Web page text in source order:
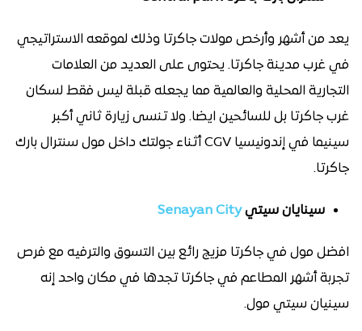
يعد من أشهر وأرخص مولات جاكرتا وذلك لموقعه الاستراتيجي
في غرب مدينة جاكرتا. يحتوى على العديد من العلامات
التجارية المحلية والعالمية مما يجعله قبلة ليس فقط لسكان
غرب جاكرتا بل للسائحين ايضا. ولا تنسى زيارة ثاني أكبر
سينيما في إندونيسيا CGV أثناء جولتك داخل مول سنترال بارك
جاكرتا.
سينايان سيتيSenayan City
افضل مول في جاكرتا مزيج رائع بين التسوق والترفيه مع فرص
تجربة أشهر المطاعم في جاكرتا تجدها في مكان واحد إنه
سينيان سيتي مول.